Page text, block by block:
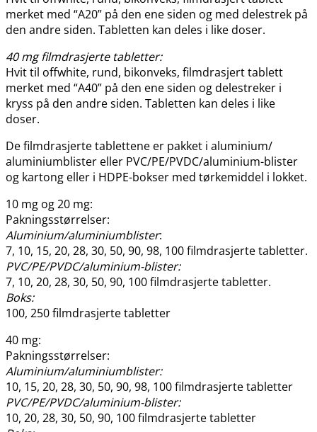
merket med “A20” på den ene siden og med delestrek på
den andre siden. Tabletten kan deles i like doser.
40 mg filmdrasjerte tabletter:
Hvit til offwhite, rund, bikonveks, filmdrasjert tablett
merket med “A40” på den ene siden og delestreker i
kryss på den andre siden. Tabletten kan deles i like
doser.
De filmdrasjerte tablettene er pakket i aluminium​/​
aluminiumblister eller PVC​/​PE​/​PVDC​/​aluminium-blister
og kartong eller i HDPE-bokser med tørkemiddel i lokket.
10 mg og 20 mg:
Pakningsstørrelser:
Aluminium​/​aluminiumblister:
7, 10, 15, 20, 28, 30, 50, 90, 98, 100 filmdrasjerte tabletter.
PVC​/​PE​/​PVDC​/​aluminium-blister:
7, 10, 20, 28, 30, 50, 90, 100 filmdrasjerte tabletter.
Boks:
100, 250 filmdrasjerte tabletter
40 mg:
Pakningsstørrelser:
Aluminium​/​aluminiumblister:
10, 15, 20, 28, 30, 50, 90, 98, 100 filmdrasjerte tabletter
PVC​/​PE​/​PVDC​/​aluminium-blister:
10, 20, 28, 30, 50, 90, 100 filmdrasjerte tabletter